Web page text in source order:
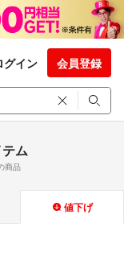
グイン 会員登録
ム
商品
値下げ